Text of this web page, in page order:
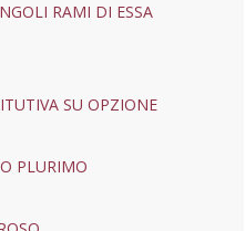
RAMI DI ESSA
SU OPZIONE
PLURIMO